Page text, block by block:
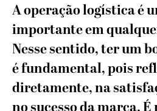
A operação logística é
importante em
Nesse sentido, ter um
é fundamental, pois
diretamente, na